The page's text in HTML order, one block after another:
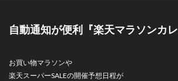
自動通知が便利『楽天マラソンカレ
お買い物マラソンや
楽天スーパーSALEの開催予想日程が